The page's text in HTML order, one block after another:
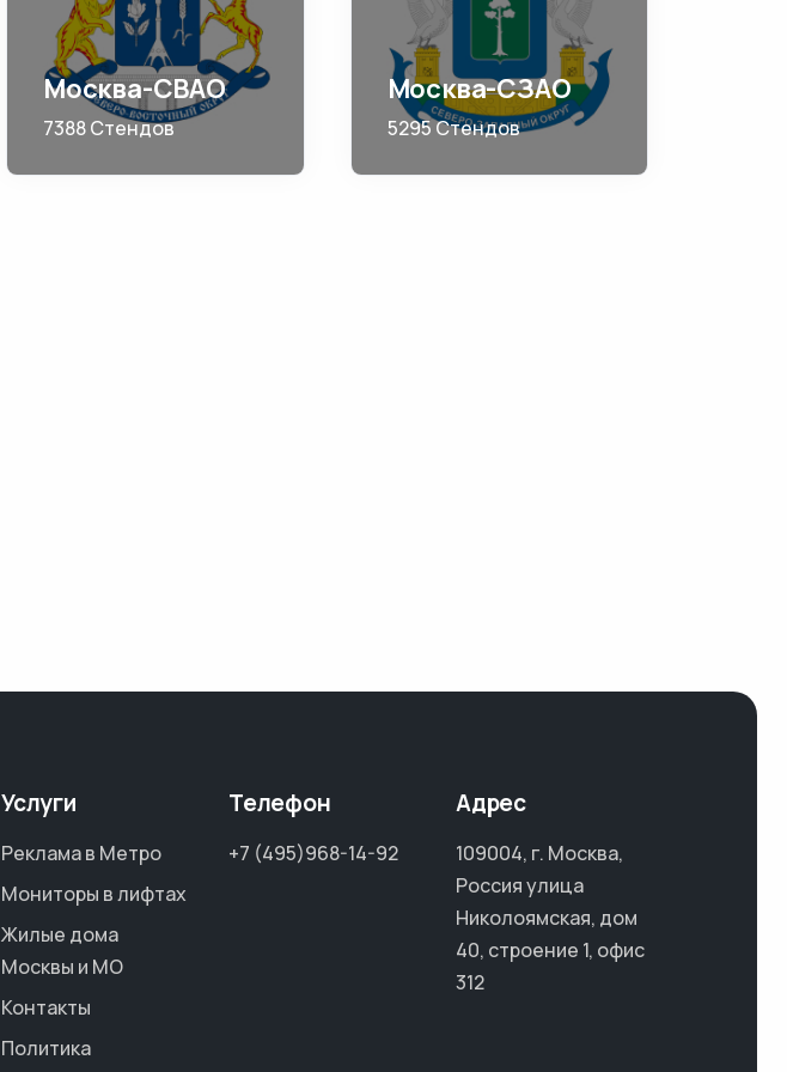
Москва-СВАО
7388 Стендов
Москва-СЗАО
5295 Стендов
Услуги
Реклама в Метро
Мониторы в лифтах
Жилые дома
Москвы и МО
Контакты
Политика
Телефон
+7 (495)968-14-92
Адрес
109004, г. Москва,
Россия улица
Николоямская, дом
40, строение 1, офис
312